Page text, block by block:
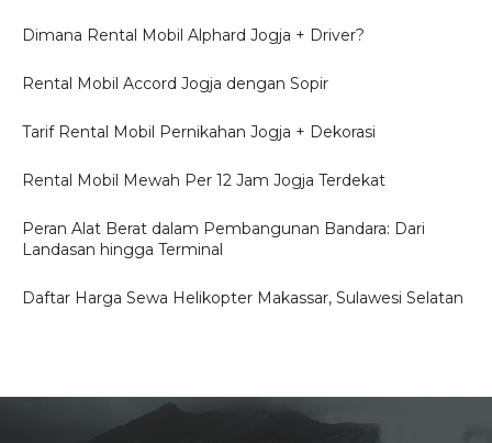
Dimana Rental Mobil Alphard Jogja + Driver?
Rental Mobil Accord Jogja dengan Sopir
Tarif Rental Mobil Pernikahan Jogja + Dekorasi
Rental Mobil Mewah Per 12 Jam Jogja Terdekat
Peran Alat Berat dalam Pembangunan Bandara: Dari
Landasan hingga Terminal
Daftar Harga Sewa Helikopter Makassar, Sulawesi Selatan